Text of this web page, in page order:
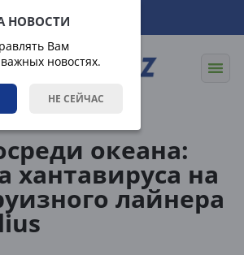
НОВОСТИ
Вам
новостях.
НЕ СЕЙЧАС
океана:
хантавируса на
лайнера